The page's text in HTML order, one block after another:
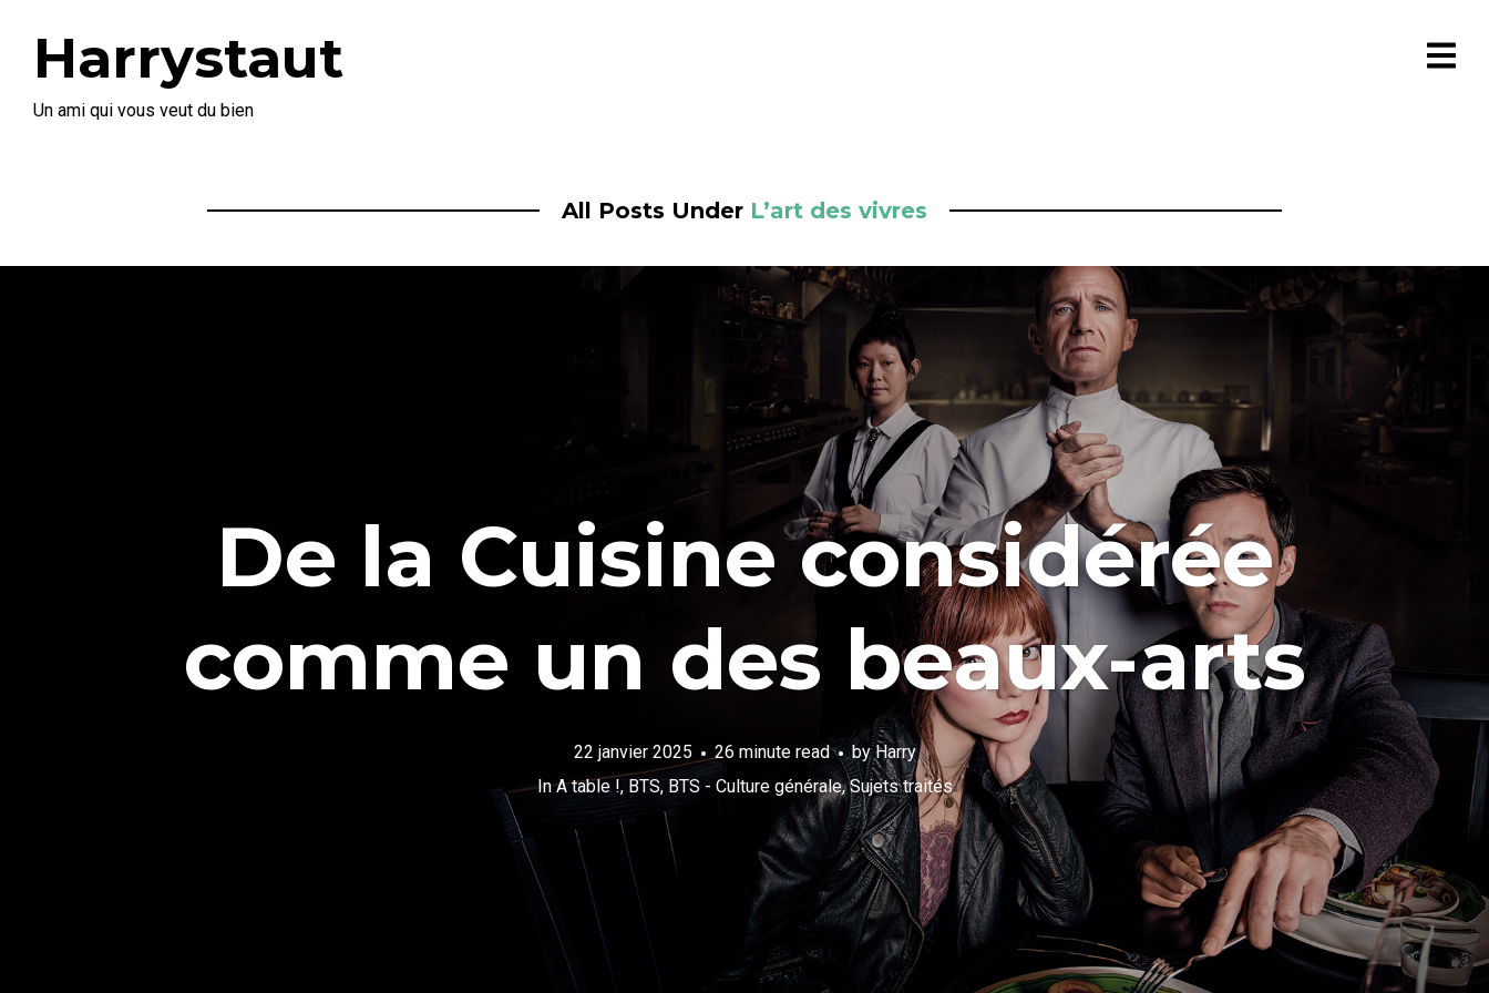
Harrystaut
Un ami qui vous veut du bien
All Posts Under L’art des vivres
De la Cuisine considérée
comme un des beaux-arts
22 janvier 2025 26 minute read byHarry
InA table !, BTS, BTS - Culture générale,Sujets traités